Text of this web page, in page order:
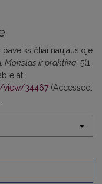
paveikslėliai naujausioje
Mokslas ir praktika, 5(1
at:
view/34467(Accessed: